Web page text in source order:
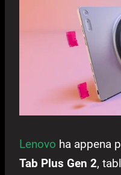
Lenovo ha appena
Tab Plus Gen 2,